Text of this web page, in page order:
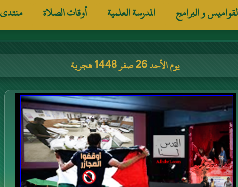
و البرامج المدرسة العلمية أوقات الصلاة
يوم الأحد 26 صفر 1448 هجرية